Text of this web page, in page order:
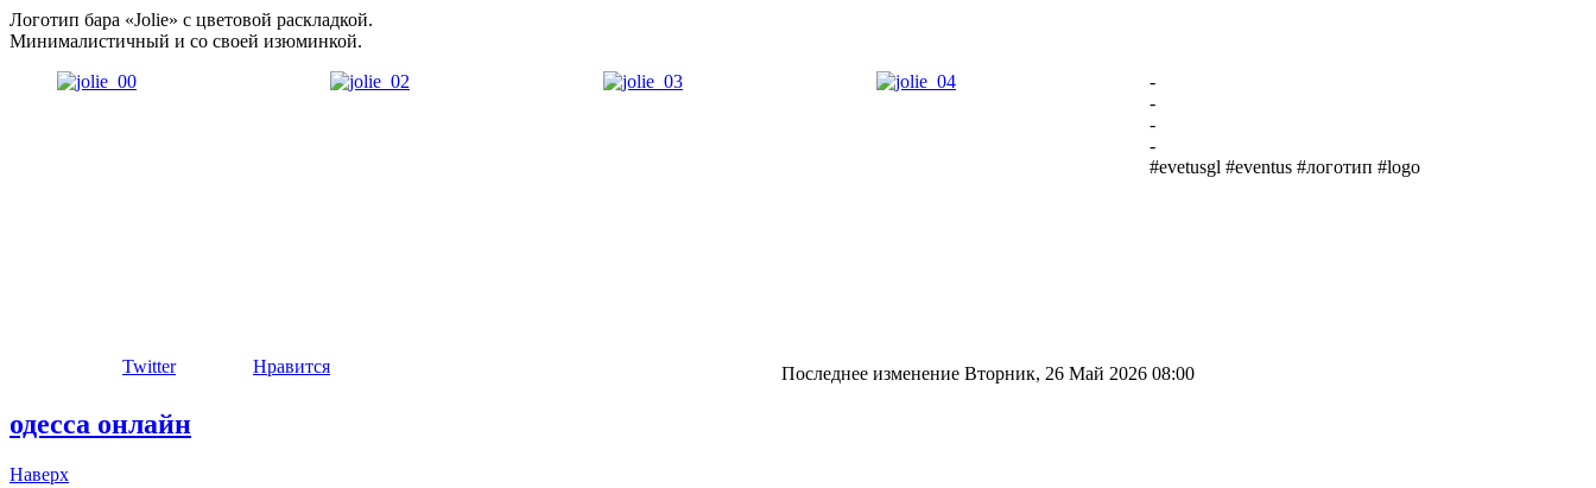
Логотип бара «Jolie» с цветовой раскладкой.
Минималистичный и со своей изюминкой.
-
-
-
-
#evetusgl #eventus #логотип #logo
Twitter Нравится Последнее изменение Вторник, 26 Май 2026 08:00
одесса онлайн
Наверх